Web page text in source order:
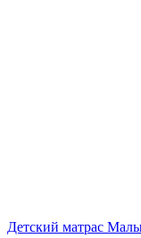
Детский матрас